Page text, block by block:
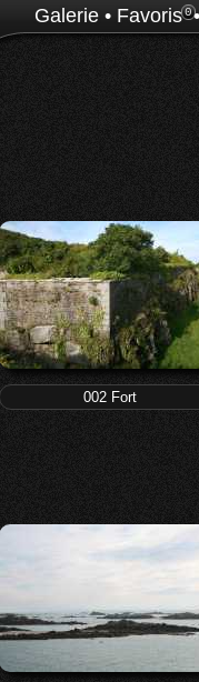
Galerie • Favoris0
002 Fort